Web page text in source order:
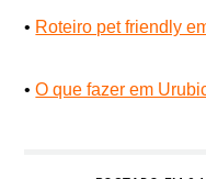
• Roteiro pet friendly
•O que fazer em